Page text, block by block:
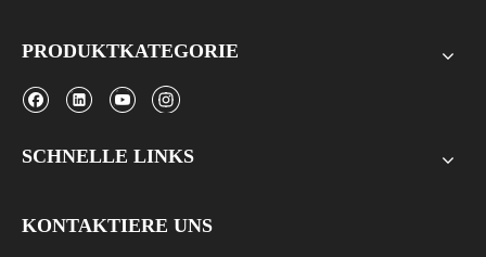
PRODUKTKATEGORIE
SCHNELLE LINKS
KONTAKTIERE UNS